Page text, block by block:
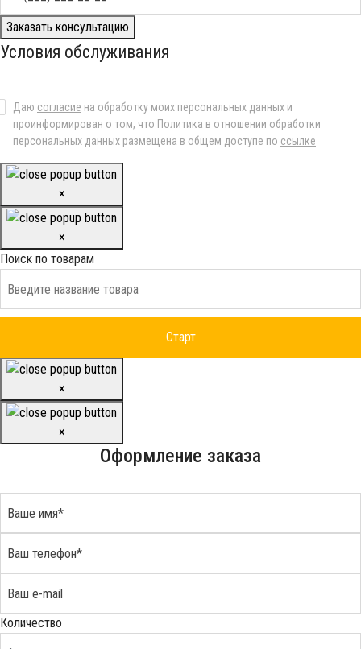
Заказать консультацию
Условия обслуживания
Даю согласие на обработку моих персональных данных и
проинформирован о том, что Политика в отношении обработки
персональных данных размещена в общем доступе по ссылке
×
×
Поиск по товарам
×
×
Оформление заказа
Количество